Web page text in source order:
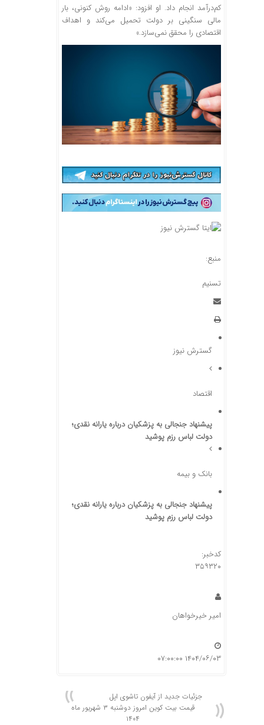
کم‌درآمد انجام داد. او افزود: «ادامه روش کنونی، بار
مالی سنگینی بر دولت تحمیل می‌کند و اهداف
اقتصادی را محقق نمی‌سازد.»
منبع:
تسنیم
گسترش نیوز
اقتصاد
پیشنهاد جنجالی به پزشکیان درباره یارانه نقدی؛
دولت لباس رزم پوشید
بانک و بیمه
پیشنهاد جنجالی به پزشکیان درباره یارانه نقدی؛
دولت لباس رزم پوشید
کدخبر:
۳۵۹۳۲۰
امیر خیرخواهان
۱۴۰۴/۰۶/۰۳ ۰۷:۰۰:۰۰
جزئیات جدید از آیفون تاشوی اپل
قیمت بیت کوین امروز دوشنبه ۳ شهریور ماه
۱۴۰۴